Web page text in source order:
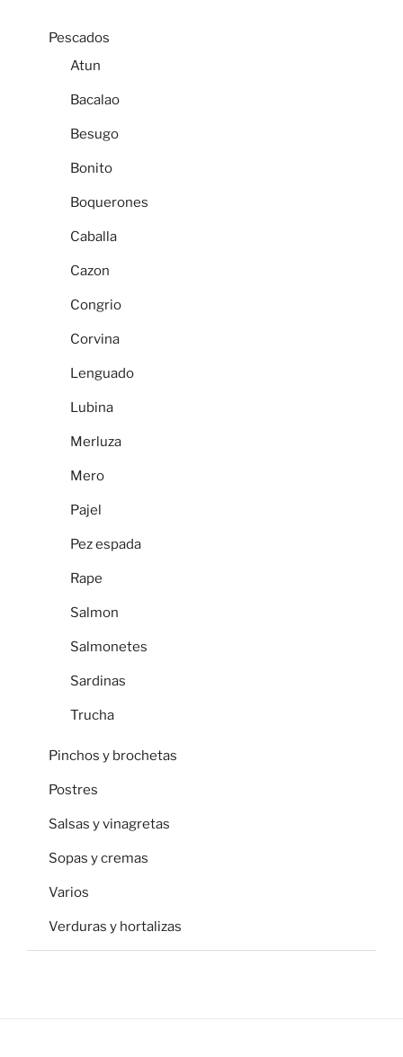
Pescados
Atun
Bacalao
Besugo
Bonito
Boquerones
Caballa
Cazon
Congrio
Corvina
Lenguado
Lubina
Merluza
Mero
Pajel
Pez espada
Rape
Salmon
Salmonetes
Sardinas
Trucha
Pinchos y brochetas
Postres
Salsas y vinagretas
Sopas y cremas
Varios
Verduras y hortalizas